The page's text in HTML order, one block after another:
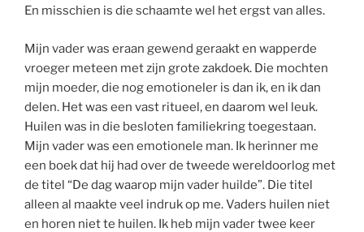
En misschien is die schaamte wel het ergst van alles.
Mijn vader was eraan gewend geraakt en wapperde
vroeger meteen met zijn grote zakdoek. Die mochten
mijn moeder, die nog emotioneler is dan ik, en ik dan
delen. Het was een vast ritueel, en daarom wel leuk.
Huilen was in die besloten familiekring toegestaan.
Mijn vader was een emotionele man. Ik herinner me
een boek dat hij had over de tweede wereldoorlog met
de titel “De dag waarop mijn vader huilde”. Die titel
alleen al maakte veel indruk op me. Vaders huilen niet
en horen niet te huilen. Ik heb mijn vader twee keer